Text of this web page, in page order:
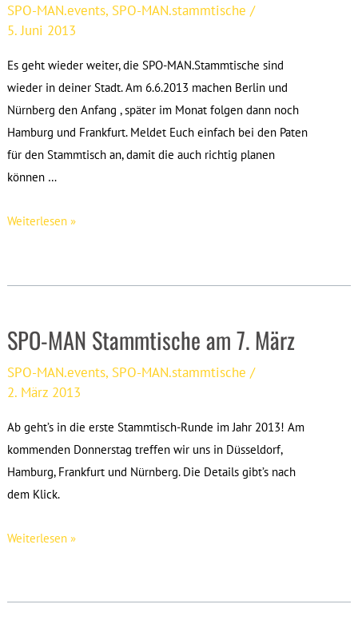
SPO-MAN.events, SPO-MAN.stammtische /
5. Juni 2013
Es geht wieder weiter, die SPO-MAN.Stammtische sind
wieder in deiner Stadt. Am 6.6.2013 machen Berlin und
Nürnberg den Anfang , später im Monat folgen dann noch
Hamburg und Frankfurt. Meldet Euch einfach bei den Paten
für den Stammtisch an, damit die auch richtig planen
können …
Summer-
SPO-
[updated]
Weiterlesen »
SPO-MAN Stammtische am 7. März
SPO-MAN.events, SPO-MAN.stammtische /
2. März 2013
Ab geht’s in die erste Stammtisch-Runde im Jahr 2013! Am
kommenden Donnerstag treffen wir uns in Düsseldorf,
Hamburg, Frankfurt und Nürnberg. Die Details gibt’s nach
dem Klick.
SPO-
am
Weiterlesen »